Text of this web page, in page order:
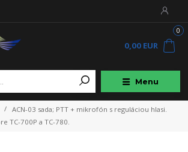
Menu
0
0,00 EUR
ACN-03 sada; PTT + mikrofón s reguláciou hlasi.
TC-700P a TC-780.